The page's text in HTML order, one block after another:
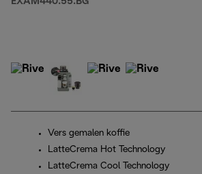
EXAM440.55.BG
Vers gemalen koffie
LatteCrema Hot Technology
LatteCrema Cool Technology